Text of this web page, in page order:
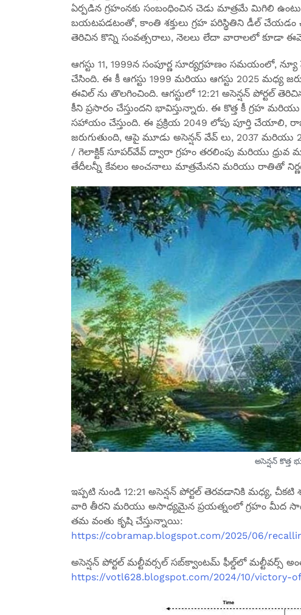
ఏర్పడిన గ్రహంనకు సంబంధించిన చెడు మాత్రమే మిగిలి
బయటపడటంతో, కాంతి శక్తులు గ్రహ పరిస్థితిని డీల్
తెరిచిన కొన్ని సంవత్సరాలు, నెలలు లేదా వారాలలో కూడా
ఆగస్టు 11, 1999న సంపూర్ణ సూర్యగ్రహణం సమయంలో,
చేసింది. ఈ కీ ఆగస్టు 1999 మరియు ఆగస్టు 2025 మధ్య
ఈవిల్ ను తొలగించింది. ఆగస్టులో 12:21 అసెన్షన్ పోర్టల్
కీని ప్రసారం చేస్తుందని భావిస్తున్నారు. ఈ కొత్త కీ గ్రహ
సహాయం చేస్తుంది. ఈ ప్రక్రియ 2049 లోపు పూర్తి
జరుగుతుంది, ఆపై మూడు అసెన్షన్ వేవ్ లు, 2037
/ గెలాక్టిక్ సూపర్‌వేవ్ ద్వారా గ్రహం తరలింపు మరియు
తేదీలన్నీ కేవలం అంచనాలు మాత్రమేనని మరియు రాతితో
అసెన్షన్ కొత్త
ఇప్పటి నుండి 12:21 అసెన్షన్ పోర్టల్ తెరవడానికి మధ్య, చీకటి
వారి తీరని మరియు అసాధ్యమైన ప్రయత్నంలో గ్రహం మీద
తమ వంతు కృషి చేస్తున్నాయి:
https://cobramap.blogspot.com/2025/06/
అసెన్షన్ పోర్టల్ మల్టీవర్సల్ సబ్‌క్వాంటమ్ ఫీల్డ్‌లో మల్టీవర్స్
https://votl628.blogspot.com/2024/10/victory-